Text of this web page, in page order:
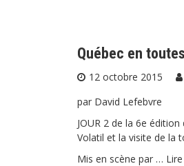
Québec en
12 octobre 2015
par David Lefebvre
JOUR 2 de la 6e
Volatil et la visite de la
Mis en scène par …